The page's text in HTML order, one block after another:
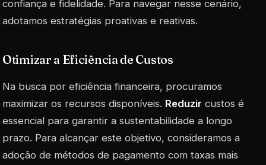
confiança e fidelidade. Para navegar nesse cenário,
adotamos estratégias proativas e reativas.
Otimizar a Eficiência de Custos
Na busca por eficiência financeira, procuramos
maximizar os recursos disponíveis. Reduzir custos é
essencial para garantir a sustentabilidade a longo
prazo. Para alcançar este objetivo, consideramos a
adoção de métodos de pagamento com taxas mais